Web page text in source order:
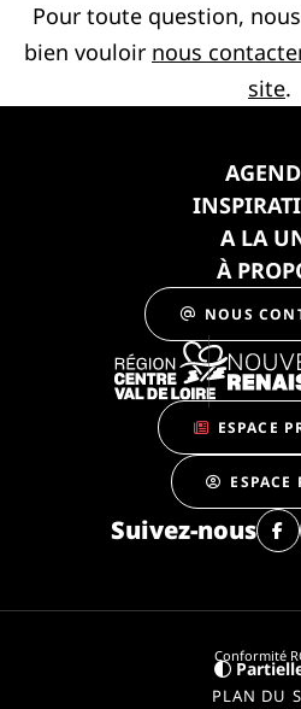
Pour toute question,
bien vouloir nous
site.
A LA
À
NOUS
ESPACE
ESPACE
Suivez-nous
Conformité
PLAN DU